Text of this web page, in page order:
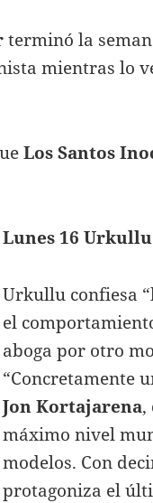
terminó la
mientras lo
Los Santos
Lunes 16 Urkullu
Urkullu confiesa
el
aboga por otro
“Concretamente
Jon Kortajarena,
máximo nivel
modelos. Con
protagoniza el